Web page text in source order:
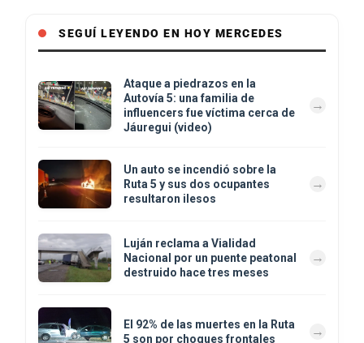
SEGUÍ LEYENDO EN HOY MERCEDES
Ataque a piedrazos en la
Autovía 5: una familia de
influencers fue víctima cerca de
Jáuregui (video)
Un auto se incendió sobre la
Ruta 5 y sus dos ocupantes
resultaron ilesos
Luján reclama a Vialidad
Nacional por un puente peatonal
destruido hace tres meses
El 92% de las muertes en la Ruta
5 son por choques frontales